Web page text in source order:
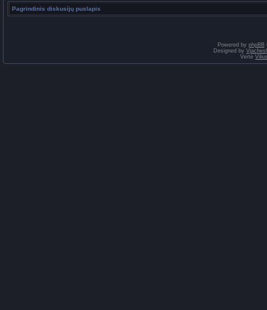
Pagrindinis diskusijų puslapis
Powered by phpBB
Designed by
Vertė